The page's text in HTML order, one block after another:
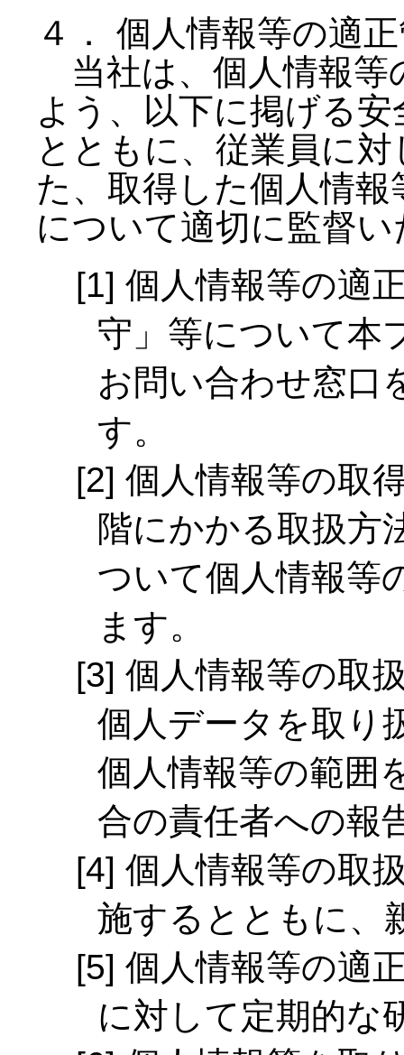
４． 個人情報等の適
当社は、個人情報等
よう、以下に掲げる
とともに、従業員に
た、取得した個人情
について適切に監督
個人情報等の適
守」等について本
お問い合わせ窓口
す。
個人情報等の取
階にかかる取扱方
ついて個人情報等
ます。
個人情報等の取
個人データを取り
個人情報等の範囲
合の責任者への報
個人情報等の取
施するとともに、
個人情報等の適
に対して定期的な